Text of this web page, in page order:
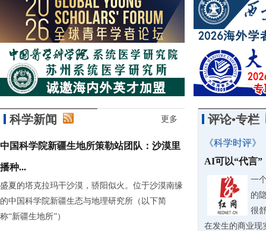
科学新闻 更多
中国科学院新疆生地所策勒站团队：沙漠里
播种...
盛夏的塔克拉玛干沙漠，骄阳似火。位于沙漠南缘
的中国科学院新疆生态与地理研究所（以下简
称“新疆生地所”）
评论•专栏
《科学时评》
AI可以“代言”
一
的
很
在发生的商业现